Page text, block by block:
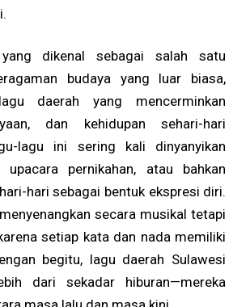
dikenal sebagai salah satu
budaya yang luar biasa,
daerah yang mencerminkan
dan kehidupan sehari-hari
lagu ini sering kali dinyanyikan
pernikahan, atau bahkan
hari sebagai bentuk ekspresi diri.
secara musikal tetapi
setiap kata dan nada memiliki
begitu, lagu daerah Sulawesi
dari sekadar hiburan—mereka